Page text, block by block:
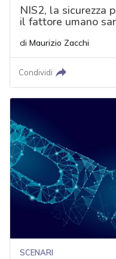
NIS2, la sicurezza
il fattore umano
di Maurizio Zacchi
Condividi
SCENARI